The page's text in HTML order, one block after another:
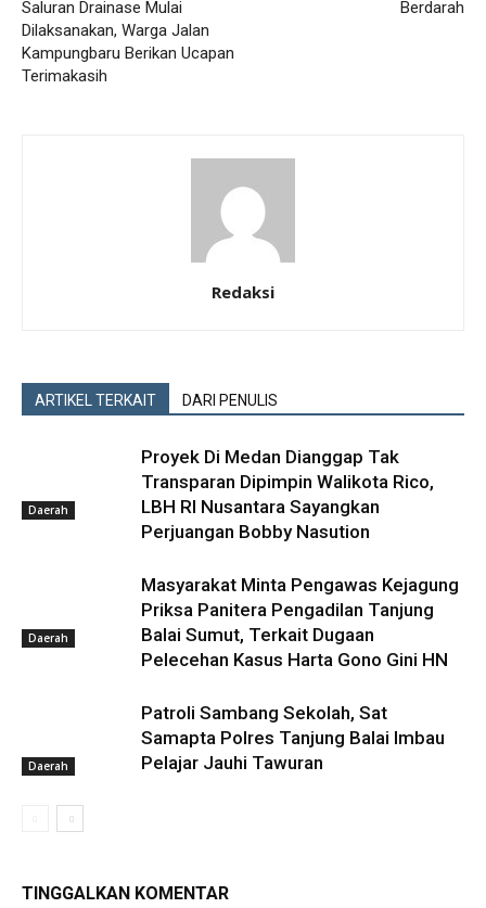
Saluran Drainase Mulai
Dilaksanakan, Warga Jalan
Kampungbaru Berikan Ucapan
Terimakasih
Berdarah
Redaksi
ARTIKEL TERKAIT DARI PENULIS
Daerah
Proyek Di Medan Dianggap Tak
Transparan Dipimpin Walikota Rico,
LBH RI Nusantara Sayangkan
Perjuangan Bobby Nasution
Daerah
Masyarakat Minta Pengawas Kejagung
Priksa Panitera Pengadilan Tanjung
Balai Sumut, Terkait Dugaan
Pelecehan Kasus Harta Gono Gini HN
Daerah
Patroli Sambang Sekolah, Sat
Samapta Polres Tanjung Balai Imbau
Pelajar Jauhi Tawuran
TINGGALKAN KOMENTAR